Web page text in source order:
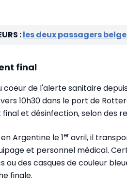
:les deux passagers
final
coeur de l'alerte sanitaire
10h30 dans le port de
et désinfection, selon des
Argentine le 1er avril, il
et personnel médical.
ou des casques de couleur
finale.